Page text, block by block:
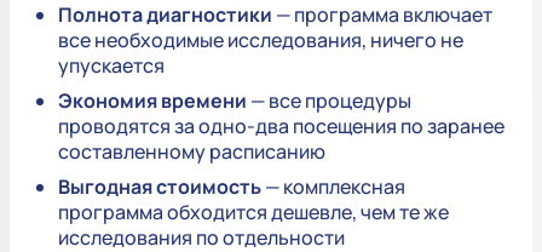
Полнота диагностики — программа включает
все необходимые исследования, ничего не
упускается
Экономия времени — все процедуры
проводятся за одно-два посещения по заранее
составленному расписанию
Выгодная стоимость— комплексная
программа обходится дешевле, чем те же
исследования по отдельности